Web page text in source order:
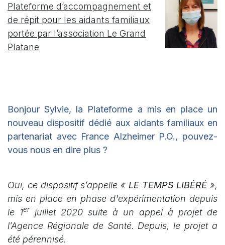
Plateforme d’accompagnement et
de répit pour les aidants familiaux
portée par l’association Le Grand
Platane
Bonjour Sylvie, la Plateforme a mis en place un
nouveau dispositif dédié aux aidants familiaux en
partenariat avec France Alzheimer P.O., pouvez-
vous nous en dire plus ?
Oui, ce dispositif s’appelle « LE TEMPS LIBÉRÉ »,
mis en place en phase d'expérimentation depuis
le 1er
juillet 2020 suite à un appel à projet de
l’Agence Régionale de Santé. Depuis, le projet a
été pérennisé.